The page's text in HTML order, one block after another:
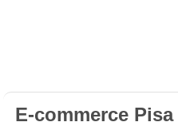
E-commerce Pisa